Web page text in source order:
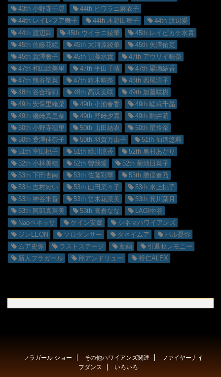
43th 小野寺千尋
44th ヒワラニ麻衣子
44th レイレフア舞子
44th 木野田舞子
44th 渡辺愛
44th 渡辺舞
45th ウイラニ綾華
45th レイピカケ水貴
45th 佐藤花絵
45th 大河原綾華
45th 矢澤佑吏
45th 賀澤教子
45th 須藤水貴
47th アウリイ晴奈
47th 和田絵美里
47th 平田千晴
47th 梁瀬結香
47th 熊谷聖菜
47th 鈴木晴奈
48th 西尾涼子
48th 谷合瑠莉
48th 髙浜美咲
49th 加藤咲樹
49th 安保里緒菜
49th 小池春香
49th 嵯峨千晶
49th 磯﨑真里奈
49th 野﨑夕貴
49th 駒井萌
50th 小野寺穂里
50th 山田結衣
50th 星怜奈
50th 桑澤佳奈子
50th 羽賀万由子
51th 仙道悠莉
51th 室田桃子
51th 緑川涼香
52th 奥村あかり
52th 小林美穂
52th 曽我瞳
52th 菊池日菜子
53th 下田杏南
53th 佐藤彩華
53th 勝俣春乃
53th 吉村めい
53th 山田菜々子
53th 水上桃子
53th 神谷朱音
53th 笛木花菜美
53th 箕川葉月
53th 阿部真菜美
53th 高倉なな
LAGI中谷
Naoペネッサ
ケイン安齋
シネマハワイアンズ
ジンLEON
ソロダンサー タネイムア
バル憂弥
ムア史弥
ラストステージ 動画
引退セレモニー
新人フラガール
翔アンドリュー 裕仁ALEX
フラガール ショー その他ハワイアンズ関連
ファイヤーナイ
フダンス
いろいろ